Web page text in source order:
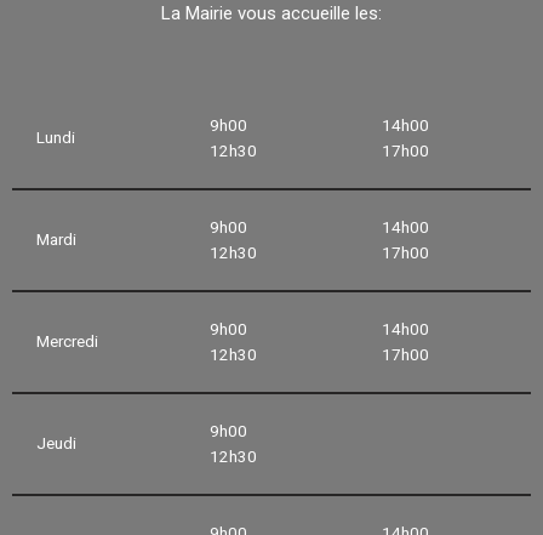
La Mairie vous accueille les:
Lundi
9h00
12h30
14h00
17h00
Mardi
9h00
12h30
14h00
17h00
Mercredi
9h00
12h30
14h00
17h00
Jeudi
9h00
12h30